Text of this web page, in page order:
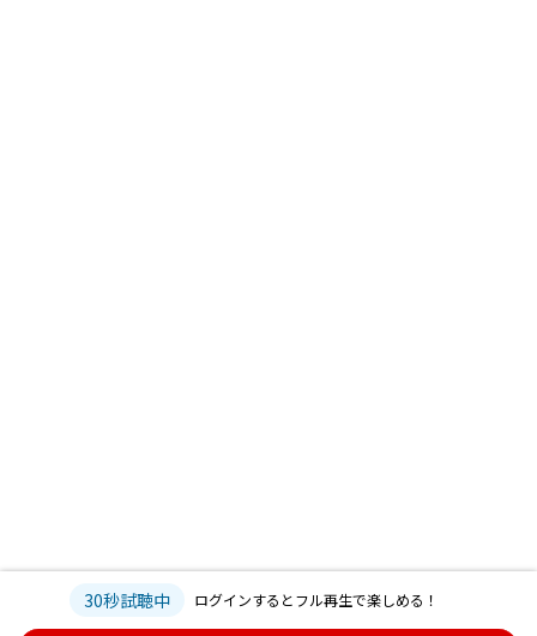
30秒試聴中 ログインするとフル再生で楽しめる！